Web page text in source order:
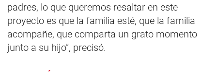
padres, lo que queremos resaltar en este
proyecto es que la familia esté, que la familia
acompañe, que comparta un grato momento
junto a su hijo”, precisó.